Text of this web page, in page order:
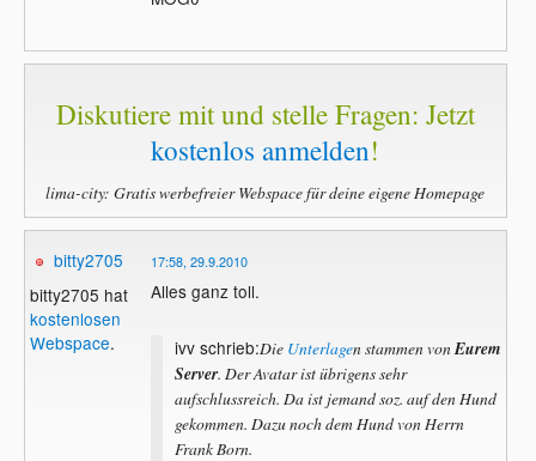
Diskutiere mit und stelle Fragen: Jetzt
kostenlos anmelden!
lima-city: Gratis werbefreier Webspace für deine eigene Homepage
bitty2705
bitty2705 hat
kostenlosen
Webspace.
17:58, 29.9.2010
Alles ganz toll.
ivv schrieb:Die Unterlagen stammen vonEurem
Server. Der Avatar ist übrigens sehr
aufschlussreich. Da ist jemand soz. auf den Hund
gekommen. Dazu noch dem Hund von Herrn
Frank Born.